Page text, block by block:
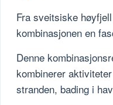
Fra sveitsiske
kombinasjonen en
Denne
kombinerer
stranden, bading i